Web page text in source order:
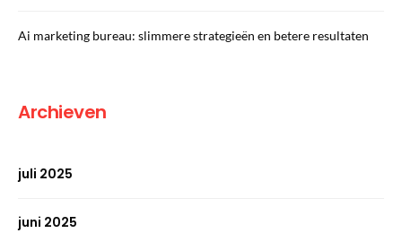
Ai marketing bureau: slimmere strategieën en betere resultaten
Archieven
juli 2025
juni 2025